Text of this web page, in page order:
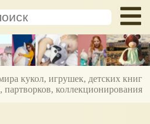
кукол, игрушек, детских книг
партворков, коллекционирования